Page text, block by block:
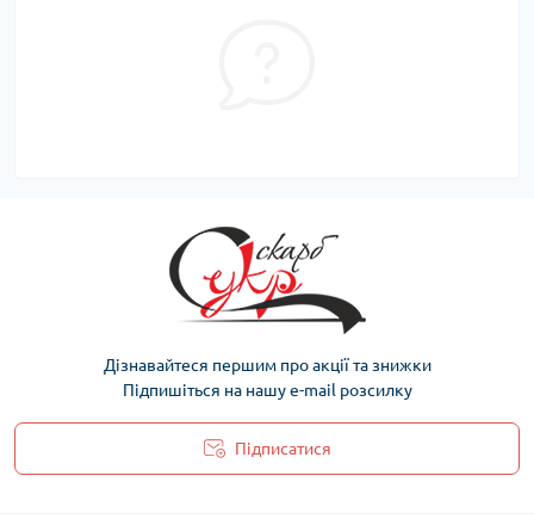
Дізнавайтеся першим про акції та знижки
Підпишіться на нашу e-mail розсилку
Підписатися